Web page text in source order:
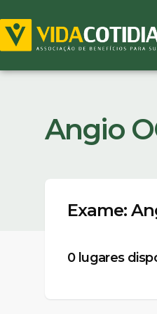
Angio
Exame:
0lugares